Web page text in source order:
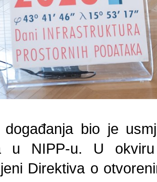
bio je
u NIPP-u. U
Direktiva o